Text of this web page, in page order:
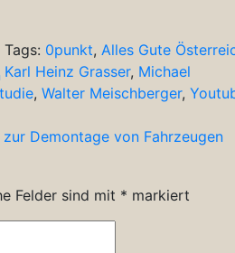
Tags: 0punkt, Alles Gute
Karl Heinz Grasser, Michael
, Walter Meischberger,
Demontage von Fahrzeugen
Felder sind mit * markiert